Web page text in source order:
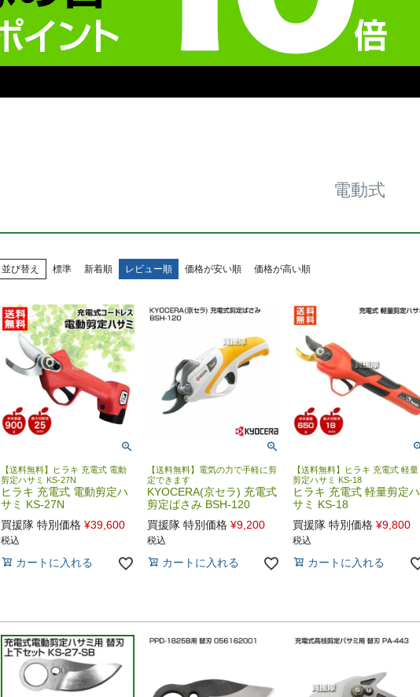
電動式
並び替え 標準 新着順 レビュー順 価格が安い順 価格が高い順
【送料無料】ヒラキ 充電式 電動
剪定ハサミ KS-27N
ヒラキ 充電式 電動剪定ハ
サミ KS-27N
買援隊 特別価格 ¥39,600
税込
カートに入れる
【送料無料】電気の力で手軽に剪
定できます
KYOCERA(京セラ) 充電式
剪定ばさみ BSH-120
買援隊 特別価格 ¥9,200
税込
カートに入れる
【送料無料】ヒラキ 充電式 軽量
剪定ハサミ KS-18
ヒラキ 充電式 軽量剪定ハ
サミ KS-18
買援隊 特別価格 ¥9,800
税込
カートに入れる